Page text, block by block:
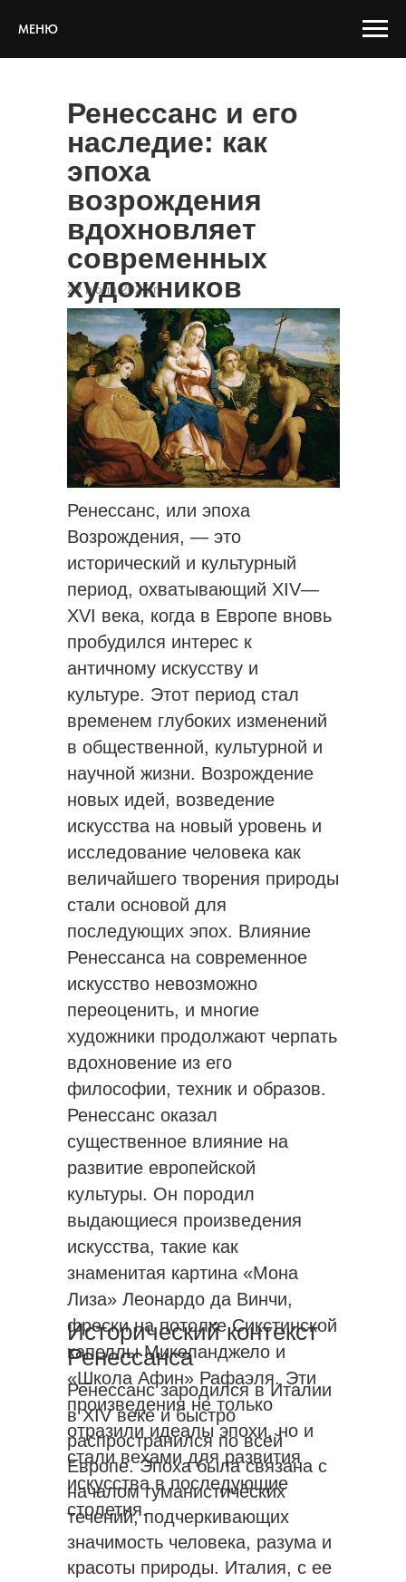
МЕНЮ
Ренессанс и его
наследие: как
эпоха
возрождения
вдохновляет
современных
художников
Ренессанс, или эпоха
Возрождения, — это
исторический и культурный
период, охватывающий XIV—
XVI века, когда в Европе вновь
пробудился интерес к
античному искусству и
культуре. Этот период стал
временем глубоких изменений
в общественной, культурной и
научной жизни. Возрождение
новых идей, возведение
искусства на новый уровень и
исследование человека как
величайшего творения природы
стали основой для
последующих эпох. Влияние
Ренессанса на современное
искусство невозможно
переоценить, и многие
художники продолжают черпать
вдохновение из его
философии, техник и образов.
Ренессанс оказал
существенное влияние на
развитие европейской
культуры. Он породил
выдающиеся произведения
искусства, такие как
знаменитая картина «Мона
Лиза» Леонардо да Винчи,
фрески на потолке Сикстинской
капеллы Микеланджело и
«Школа Афин» Рафаэля. Эти
произведения не только
отразили идеалы эпохи, но и
стали вехами для развития
искусства в последующие
столетия.
22 июля 2025 г.
Исторический контекст
Ренессанса
Ренессанс зародился в Италии
в XIV веке и быстро
распространился по всей
Европе. Эпоха была связана с
началом гуманистических
течений, подчеркивающих
значимость человека, разума и
красоты природы. Италия, с ее